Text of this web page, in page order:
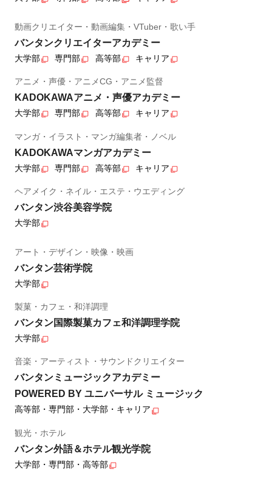
動画クリエイター・動画編集・VTuber・歌い手
バンタンクリエイターアカデミー
大学部 専門部 高等部 キャリア
アニメ・声優・アニメCG・アニメ監督
KADOKAWAアニメ・声優アカデミー
大学部 専門部 高等部 キャリア
マンガ・イラスト・マンガ編集者・ノベル
KADOKAWAマンガアカデミー
大学部 専門部 高等部 キャリア
ヘアメイク・ネイル・エステ・ウエディング
バンタン渋谷美容学院
大学部
アート・デザイン・映像・映画
バンタン芸術学院
大学部
製菓・カフェ・和洋調理
バンタン国際製菓カフェ和洋調理学院
大学部
音楽・アーティスト・サウンドクリエイター
バンタンミュージックアカデミー
POWERED BY ユニバーサル ミュージック
高等部・専門部・大学部・キャリア
観光・ホテル
バンタン外語＆ホテル観光学院
大学部・専門部・高等部